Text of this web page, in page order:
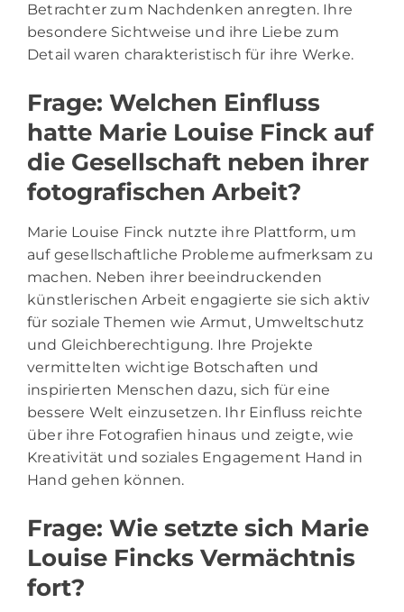
Betrachter zum Nachdenken anregten. Ihre
besondere Sichtweise und ihre Liebe zum
Detail waren charakteristisch für ihre Werke.
Frage: Welchen Einfluss
hatte Marie Louise Finck auf
die Gesellschaft neben ihrer
fotografischen Arbeit?
Marie Louise Finck nutzte ihre Plattform, um
auf gesellschaftliche Probleme aufmerksam zu
machen. Neben ihrer beeindruckenden
künstlerischen Arbeit engagierte sie sich aktiv
für soziale Themen wie Armut, Umweltschutz
und Gleichberechtigung. Ihre Projekte
vermittelten wichtige Botschaften und
inspirierten Menschen dazu, sich für eine
bessere Welt einzusetzen. Ihr Einfluss reichte
über ihre Fotografien hinaus und zeigte, wie
Kreativität und soziales Engagement Hand in
Hand gehen können.
Frage: Wie setzte sich Marie
Louise Fincks Vermächtnis
fort?